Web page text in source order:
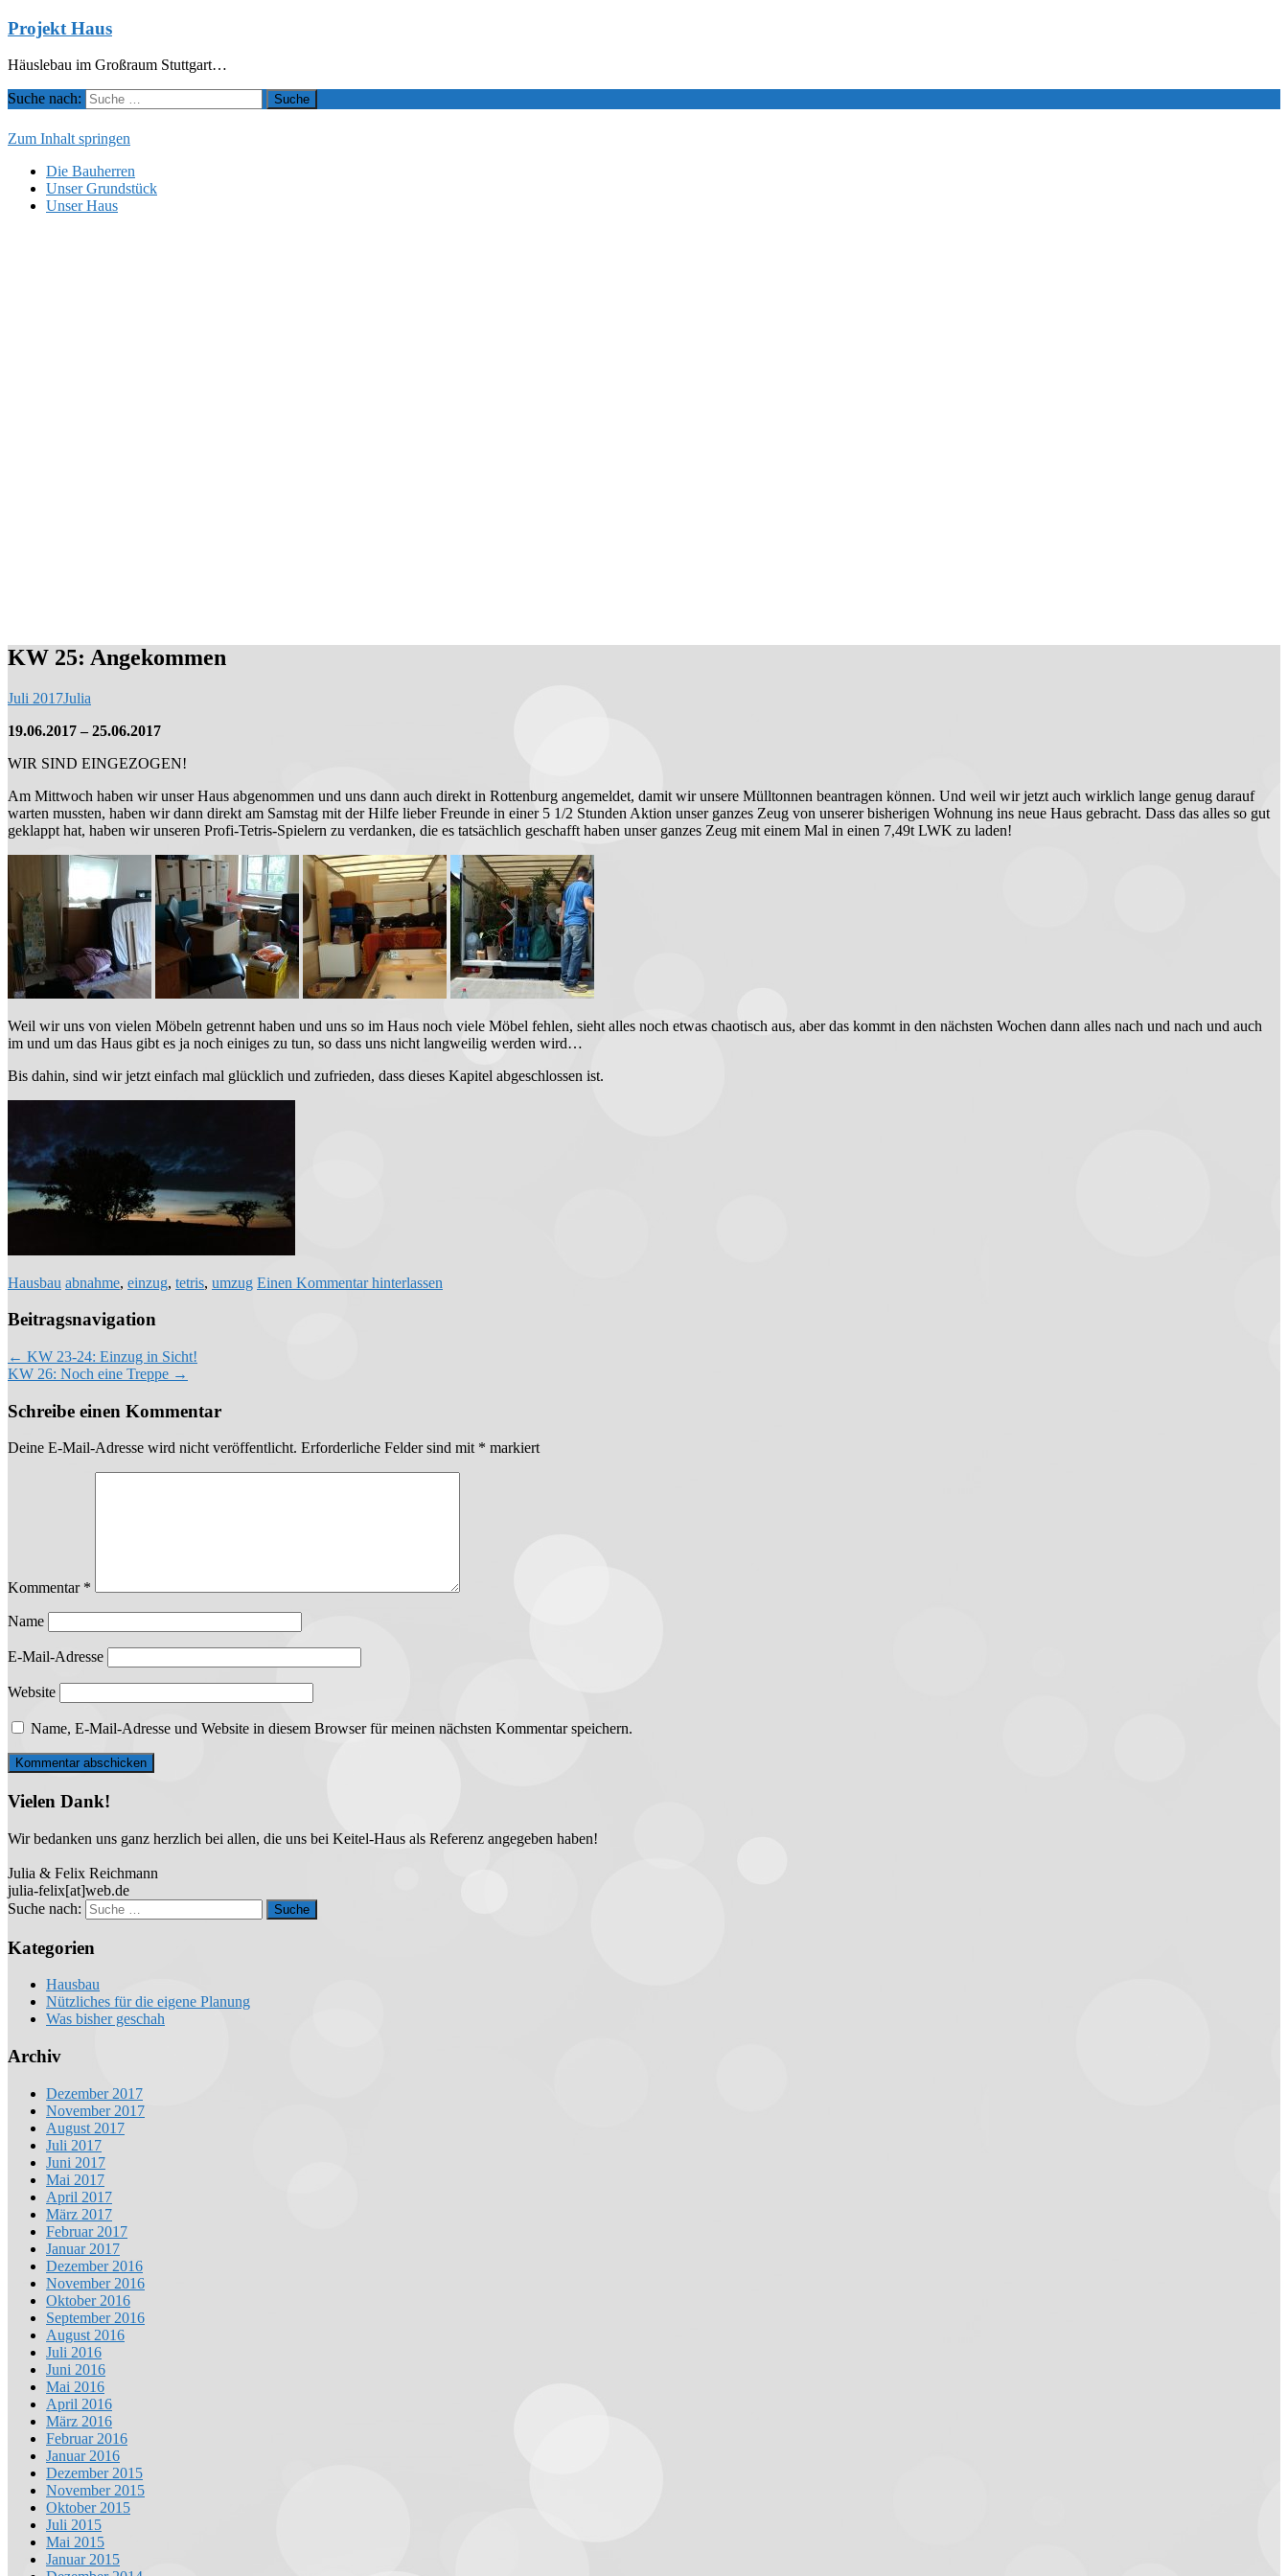
Projekt Haus
Häuslebau im Großraum Stuttgart…
Suche nach:
Zum Inhalt springen
Die Bauherren
Unser Grundstück
Unser Haus
KW 25: Angekommen
Juli 2017Julia
19.06.2017 – 25.06.2017
WIR SIND EINGEZOGEN!
Am Mittwoch haben wir unser Haus abgenommen und uns dann auch direkt in Rottenburg angemeldet, damit wir unsere Mülltonnen beantragen können. Und weil wir jetzt auch wirklich lange genug darauf
warten mussten, haben wir dann direkt am Samstag mit der Hilfe lieber Freunde in einer 5 1/2 Stunden Aktion unser ganzes Zeug von unserer bisherigen Wohnung ins neue Haus gebracht. Dass das alles so gut
geklappt hat, haben wir unseren Profi-Tetris-Spielern zu verdanken, die es tatsächlich geschafft haben unser ganzes Zeug mit einem Mal in einen 7,49t LWK zu laden!
Weil wir uns von vielen Möbeln getrennt haben und uns so im Haus noch viele Möbel fehlen, sieht alles noch etwas chaotisch aus, aber das kommt in den nächsten Wochen dann alles nach und nach und auch
im und um das Haus gibt es ja noch einiges zu tun, so dass uns nicht langweilig werden wird…
Bis dahin, sind wir jetzt einfach mal glücklich und zufrieden, dass dieses Kapitel abgeschlossen ist.
Hausbau abnahme, einzug, tetris, umzug Einen Kommentar hinterlassen
Beitragsnavigation
← KW 23-24: Einzug in Sicht!
KW 26: Noch eine Treppe →
Schreibe einen Kommentar
Deine E-Mail-Adresse wird nicht veröffentlicht. Erforderliche Felder sind mit * markiert
Kommentar *
Name
E-Mail-Adresse
Website
Name, E-Mail-Adresse und Website in diesem Browser für meinen nächsten Kommentar speichern.
Vielen Dank!
Wir bedanken uns ganz herzlich bei allen, die uns bei Keitel-Haus als Referenz angegeben haben!
Julia & Felix Reichmann
julia-felix[at]web.de
Suche nach:
Kategorien
Hausbau
Nützliches für die eigene Planung
Was bisher geschah
Archiv
Dezember 2017
November 2017
August 2017
Juli 2017
Juni 2017
Mai 2017
April 2017
März 2017
Februar 2017
Januar 2017
Dezember 2016
November 2016
Oktober 2016
September 2016
August 2016
Juli 2016
Juni 2016
Mai 2016
April 2016
März 2016
Februar 2016
Januar 2016
Dezember 2015
November 2015
Oktober 2015
Juli 2015
Mai 2015
Januar 2015